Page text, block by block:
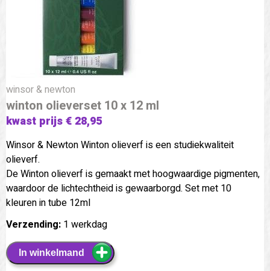
winsor & newton
winton olieverset 10 x 12 ml
kwast prijs € 28,95
Winsor & Newton Winton olieverf is een studiekwaliteit
olieverf.
De Winton olieverf is gemaakt met hoogwaardige pigmenten,
waardoor de lichtechtheid is gewaarborgd. Set met 10
kleuren in tube 12ml
Verzending: 1 werkdag
In winkelmand